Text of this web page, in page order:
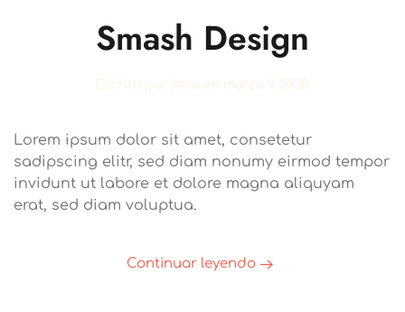
Smash Design
Escrito por jetro en marzo 9, 2020.
Lorem ipsum dolor sit amet, consetetur
sadipscing elitr, sed diam nonumy eirmod tempor
invidunt ut labore et dolore magna aliquyam
erat, sed diam voluptua.
Continuar leyendo